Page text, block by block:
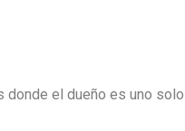
el dueño es uno